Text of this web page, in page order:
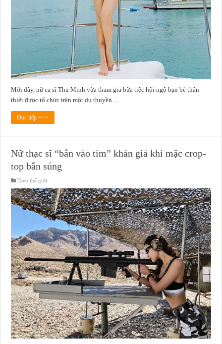
Mới đây, nữ ca sĩ Thu Minh vừa tham gia bữa tiệc hội ngộ bạn bè thân
thiết được tổ chức trên một du thuyền …
Đọc tiếp =>>
Nữ thạc sĩ “bắn vào tim” khán giả khi mặc crop-
top bắn súng
Teen thế giới